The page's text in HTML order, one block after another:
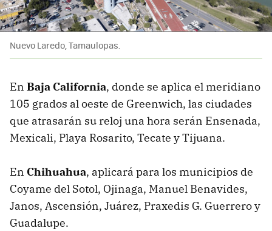
Nuevo Laredo, Tamaulopas.
En Baja California, donde se aplica el meridiano
105 grados al oeste de Greenwich, las ciudades
que atrasarán su reloj una hora serán Ensenada,
Mexicali, Playa Rosarito, Tecate y Tijuana.
En Chihuahua, aplicará para los municipios de
Coyame del Sotol, Ojinaga, Manuel Benavides,
Janos, Ascensión, Juárez, Praxedis G. Guerrero y
Guadalupe.